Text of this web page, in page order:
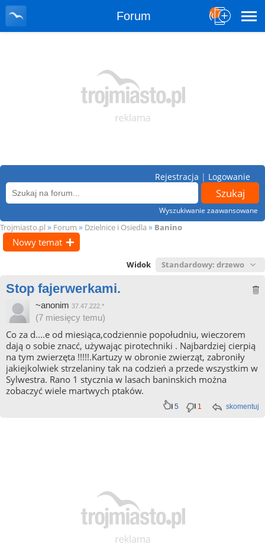
Forum
Wyszukiwanie zaawansowane
Rejestracja | Logowanie
Trojmiasto.pl » Forum » Dzielnice i Osiedla » Banino
Nowy temat
Widok
Stop fajerwerkami.
~anonim 37.47.222.*
(7 miesięcy temu)
Co za d....e od miesiąca,codziennie popołudniu, wieczorem
dają o sobie znacć, używając pirotechniki . Najbardziej cierpią
na tym zwierzęta !!!!!.Kartuzy w obronie zwierząt, zabroniły
jakiejkolwiek strzelaniny tak na codzień a przede wszystkim w
Sylwestra. Rano 1 stycznia w lasach baninskich można
zobaczyć wiele martwych ptaków.
skomentuj
5 1